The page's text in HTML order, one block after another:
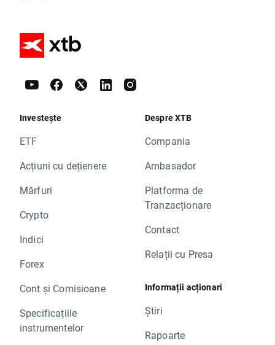
Investește
ETF
Acțiuni cu dețienere
Mărfuri
Crypto
Indici
Forex
Cont și Comisioane
Specificațiile
instrumentelor
Despre XTB
Compania
Ambasador
Platforma de
Tranzacționare
Contact
Relații cu Presa
Informații acționari
Știri
Rapoarte